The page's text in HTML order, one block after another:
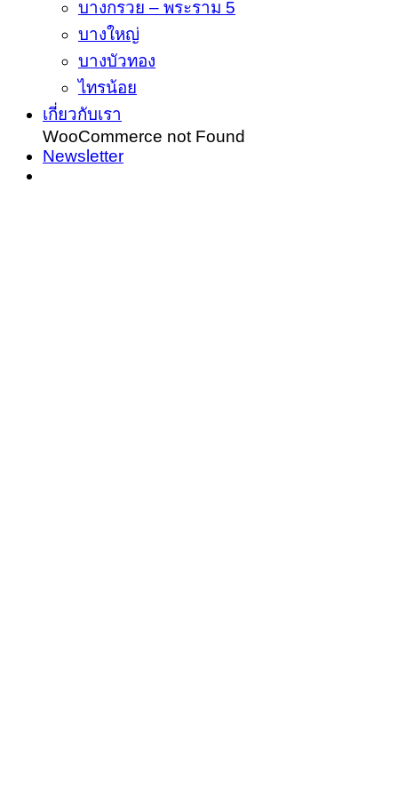
บางกรวย – พระราม 5
บางใหญ่
บางบัวทอง
ไทรน้อย
เกี่ยวกับเรา
WooCommerce not Found
Newsletter